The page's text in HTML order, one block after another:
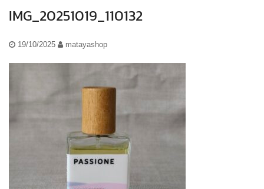
IMG_20251019_110132
19/10/2025 matayashop